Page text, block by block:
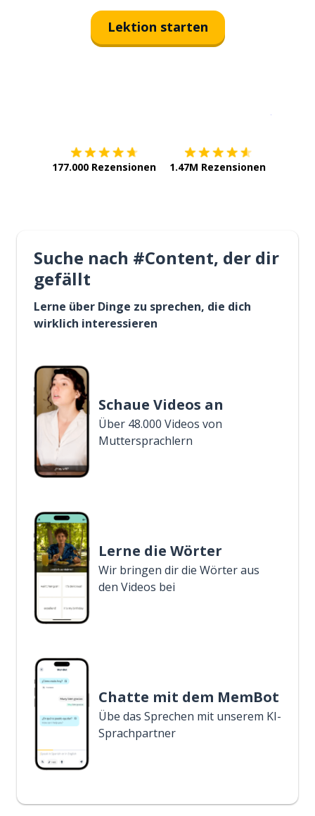
Lektion starten
177.000 Rezensionen 1.47M Rezensionen
Suche nach #Content, der dir
gefällt
Lerne über Dinge zu sprechen, die dich
wirklich interessieren
Schaue Videos an
Über 48.000 Videos von
Muttersprachlern
Lerne die Wörter
Wir bringen dir die Wörter aus
den Videos bei
Chatte mit dem MemBot
Übe das Sprechen mit unserem KI-
Sprachpartner